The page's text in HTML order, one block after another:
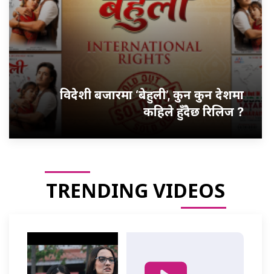
विदेशी बजारमा ‘बेहुली’, कुन कुन देशमा
कहिले हुँदैछ रिलिज ?
TRENDING VIDEOS